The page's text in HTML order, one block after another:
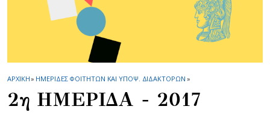
ΑΡΧΙΚΗ» ΗΜΕΡΙΔΕΣ ΦΟΙΤΗΤΩΝ ΚΑΙ ΥΠΟΨ. ΔΙΔΑΚΤΟΡΩΝ »
2η ΗΜΕΡΙΔΑ - 2017